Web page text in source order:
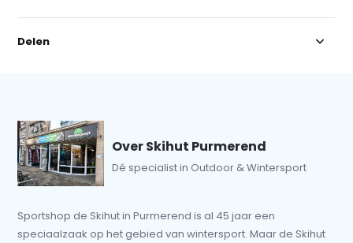
Delen
Over Skihut Purmerend
Dé specialist in Outdoor & Wintersport
Sportshop de Skihut in Purmerend is al 45 jaar een
speciaalzaak op het gebied van wintersport. Maar de Skihut